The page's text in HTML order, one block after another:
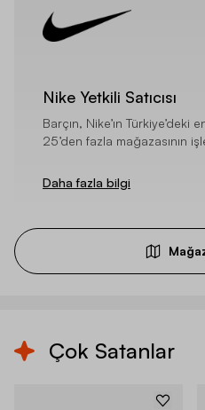
Nike Yetkili Satıcısı
Barçın, Nike’ın Türkiye’deki
25’den fazla mağazasının
Daha fazla bilgi
Çok Satanlar